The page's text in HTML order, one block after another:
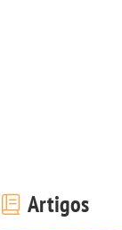
Artigos